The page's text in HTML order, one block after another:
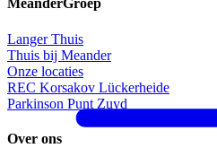
MeanderGroep
Langer Thuis
Thuis bij Meander
Onze locaties
REC Korsakov Lückerheide
Parkinson Punt Zuyd
Over ons